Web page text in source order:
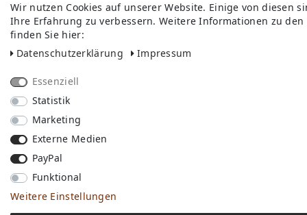
Wir nutzen Cookies auf unserer Website. Einige von diesen
Ihre Erfahrung zu verbessern. Weitere Informationen zu
finden Sie hier:
Daten­schutz­erklärung
Impressum
Essenziell
Statistik
Marketing
Externe Medien
PayPal
Funktional
Weitere Einstellungen